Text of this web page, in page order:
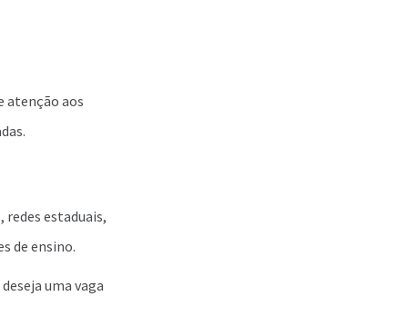
atenção aos
estaduais,
de ensino.
uma vaga